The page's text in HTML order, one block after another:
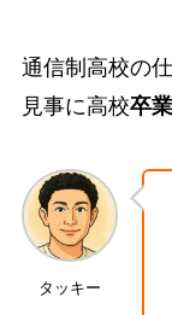
通信制高校の
見事に高校卒業
タッキー